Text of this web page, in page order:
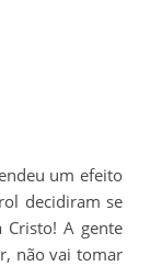
um efeito
decidiram se
Cristo! A gente
não vai tomar